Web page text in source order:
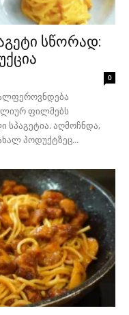
სწორად:
0
ფილმებს
სპაგეტია. აღმოჩნდა,
პოდუქტზეც...